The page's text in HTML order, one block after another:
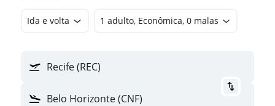
Ida e volta 1 adulto, Econômica, 0 malas
Recife (REC)
Belo Horizonte (CNF)